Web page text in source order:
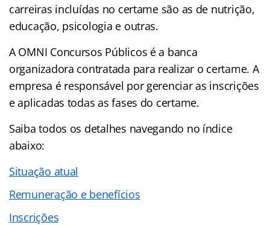
carreiras incluídas no certame são as de nutrição,
educação, psicologia e outras.
A OMNI Concursos Públicos é a banca
organizadora contratada para realizar o certame. A
empresa é responsável por gerenciar as inscrições
e aplicadas todas as fases do certame.
Saiba todos os detalhes navegando no índice
abaixo:
Situação atual
Remuneração e benefícios
Inscrições